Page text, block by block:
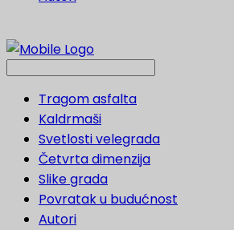
Tragom asfalta
Kaldrmaši
Svetlosti velegrada
Četvrta dimenzija
Slike grada
Povratak u budućnost
Autori